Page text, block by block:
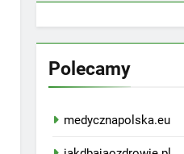
Polecamy
medycznapolska.eu